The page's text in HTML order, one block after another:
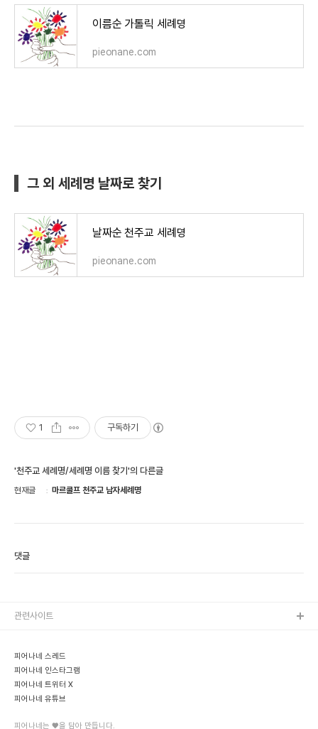
이름순 가톨릭 세례명
pieonane.com
그 외 세례명 날짜로 찾기
날짜순 천주교 세례명
pieonane.com
1 구독하기
'천주교 세례명/세례명 이름 찾기'의 다른글
현재글 마르쿨프 천주교 남자세례명
댓글
피어나네 스레드
피어나네 인스타그램
피어나네 트위터 X
피어나네 유튜브
피어나네는 ♥을 담아 만듭니다.
관련사이트